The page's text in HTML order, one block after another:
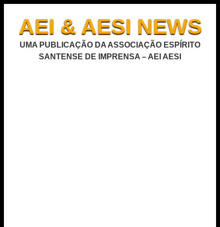
AEI & AESI NEWS
UMA PUBLICAÇÃO DA ASSOCIAÇÃO ESPÍRITO
SANTENSE DE IMPRENSA – AEI AESI